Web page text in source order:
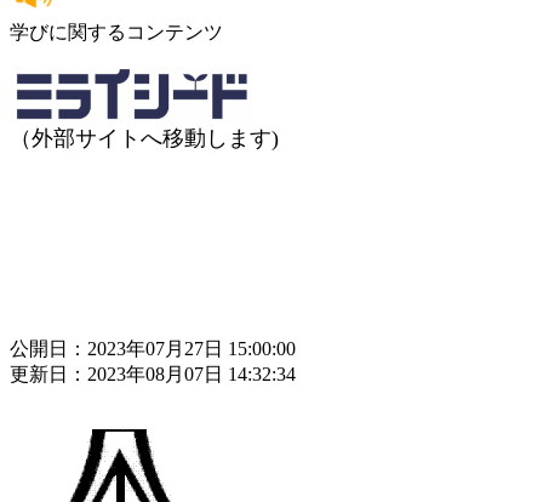
学びに関するコンテンツ
（外部サイトへ移動します)
公開日：2023年07月27日 15:00:00
更新日：2023年08月07日 14:32:34